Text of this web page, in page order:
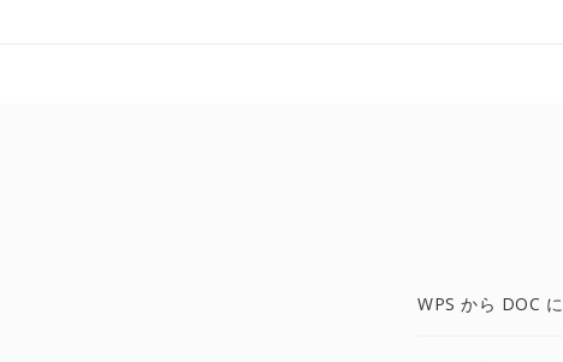
WPS から DOC に